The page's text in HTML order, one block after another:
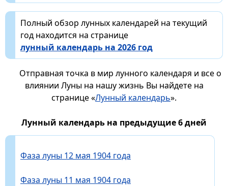
Полный обзор лунных календарей на текущий
год находится на странице
лунный календарь на 2026 год
Отправная точка в мир лунного календаря и все о
влиянии Луны на нашу жизнь Вы найдете на
странице «Лунный календарь».
Лунный календарь на предыдущие 6 дней
Фаза луны 12 мая 1904 года
Фаза луны 11 мая 1904 года